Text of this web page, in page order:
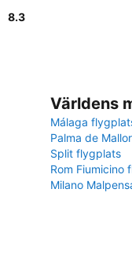
8.3
Världens
Málaga
Palma de
Split flygplats
Rom Fiumicino
Milano